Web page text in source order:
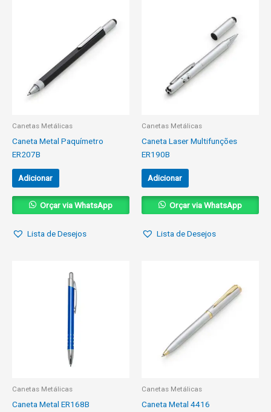
Canetas Metálicas
Caneta Metal Paquímetro
ER207B
Adicionar
Orçar via WhatsApp
Lista de Desejos
Canetas Metálicas
Caneta Laser Multifunções
ER190B
Adicionar
Orçar via WhatsApp
Lista de Desejos
Canetas Metálicas
Caneta Metal ER168B
Canetas Metálicas
Caneta Metal 4416